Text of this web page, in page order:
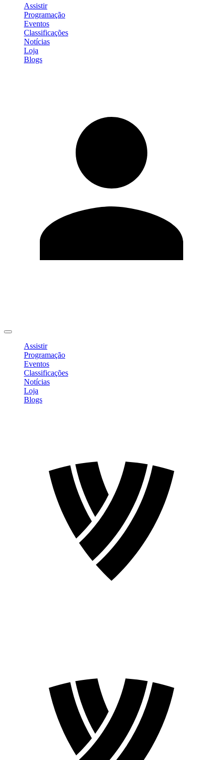
Assistir
Programação
Eventos
Classificações
Notícias
Loja
Blogs
Assistir
Programação
Eventos
Classificações
Notícias
Loja
Blogs